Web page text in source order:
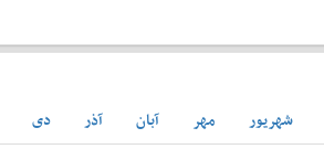
شهريور مهر آبان آذر دی